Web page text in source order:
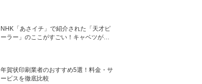
NHK「あさイチ」で紹介された「天才ピ
ーラー」のここがすごい！キャベツがほ
年賀状印刷業者のおすすめ5選！料金・サ
ービスを徹底比較